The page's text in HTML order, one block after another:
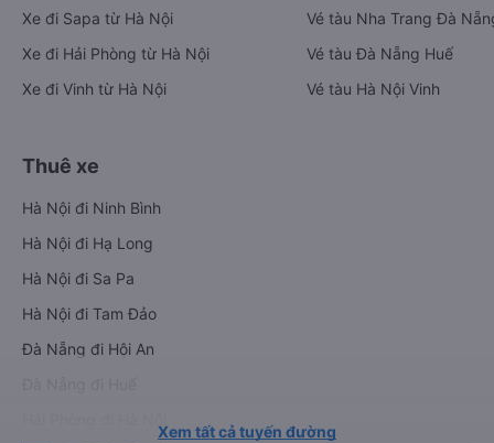
Xe đi Sapa từ Hà Nội
Xe đi Hải Phòng từ Hà Nội
Xe đi Vinh từ Hà Nội
Vé tàu Nha Trang Đà
Vé tàu Đà Nẵng Huế
Vé tàu Hà Nội Vinh
Thuê xe
Hà Nội đi Ninh Bình
Hà Nội đi Hạ Long
Hà Nội đi Sa Pa
Hà Nội đi Tam Đảo
Đà Nẵng đi Hội An
Xem tất cả tuyến đường